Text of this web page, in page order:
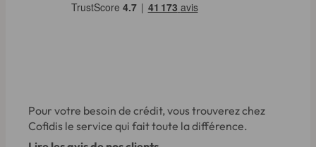
Pour votre besoin de crédit, vous trouverez chez
Cofidis le service qui fait toute la différence.